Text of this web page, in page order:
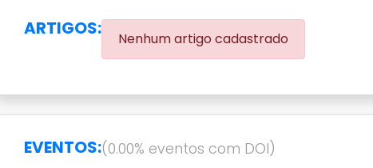
ARTIGOS: Nenhum artigo cadastrado
EVENTOS:(0.00% eventos com DOI)